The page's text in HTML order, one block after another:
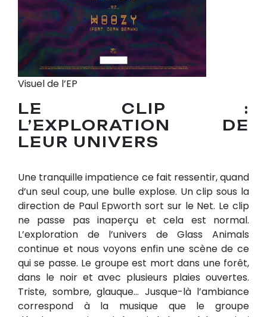
Visuel de l’EP
LE CLIP :
L’EXPLORATION DE
LEUR UNIVERS
Une tranquille impatience ce fait ressentir, quand
d’un seul coup, une bulle explose. Un clip sous la
direction de Paul Epworth sort sur le Net. Le clip
ne passe pas inaperçu et cela est normal.
L’exploration de l’univers de Glass Animals
continue et nous voyons enfin une scène de ce
qui se passe. Le groupe est mort dans une forêt,
dans le noir et avec plusieurs plaies ouvertes.
Triste, sombre, glauque… Jusque-là l’ambiance
correspond à la musique que le groupe